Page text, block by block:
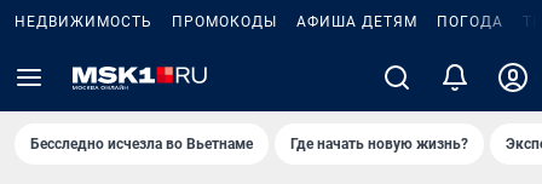
НЕДВИЖИМОСТЬ ПРОМОКОДЫ АФИША ДЕТЯМ ПОГОДА
Бесследно исчезла во Вьетнаме Где начать новую жизнь?